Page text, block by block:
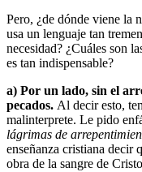
Pero, ¿de dónde viene la
usa un lenguaje tan
necesidad? ¿Cuáles son
es tan indispensable?
a) Por un lado, sin el
pecados. Al decir esto,
malinterprete. Le pido
lágrimas de
enseñanza cristiana decir
obra de la sangre de